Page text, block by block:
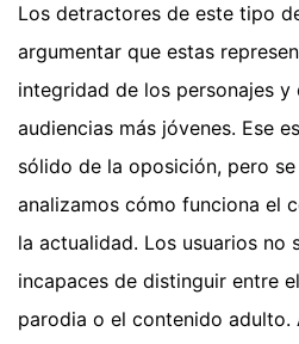
Los detractores de este tipo
argumentar que estas
integridad de los personajes y
audiencias más jóvenes. Ese
sólido de la oposición, pero
analizamos cómo funciona el
la actualidad. Los usuarios no
incapaces de distinguir entre
parodia o el contenido adulto.